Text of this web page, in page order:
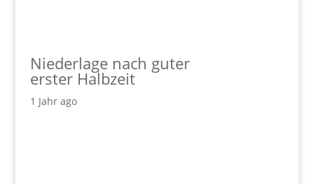
Niederlage nach guter
erster Halbzeit
1 Jahr ago